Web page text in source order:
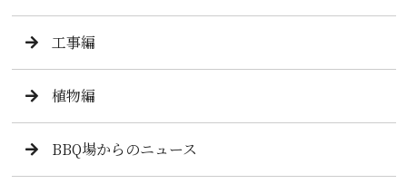
工事編
植物編
BBQ場からのニュース